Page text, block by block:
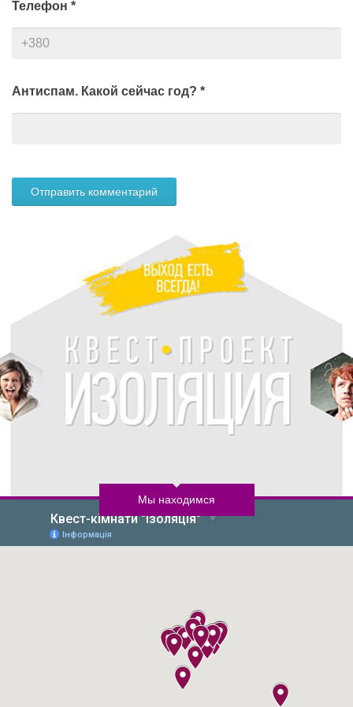
Телефон *
Антиспам. Какой сейчас год? *
Мы находимся